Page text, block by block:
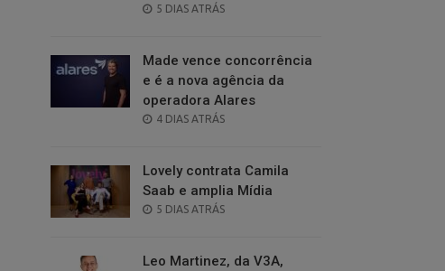
POSTED
5 DIAS ATRÁS
Made vence concorrência
e é a nova agência da
operadora Alares
POSTED
4 DIAS ATRÁS
Lovely contrata Camila
Saab e amplia Mídia
POSTED
5 DIAS ATRÁS
Leo Martinez, da V3A,